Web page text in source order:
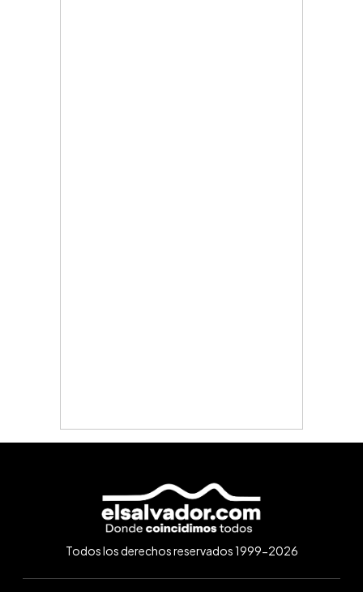
Todos los derechos reservados 1999-2026